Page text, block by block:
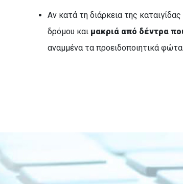
Αν κατά τη διάρκεια της
δρόμου και μακριά από δέντρα
αναμμένα τα προειδοποιητικά